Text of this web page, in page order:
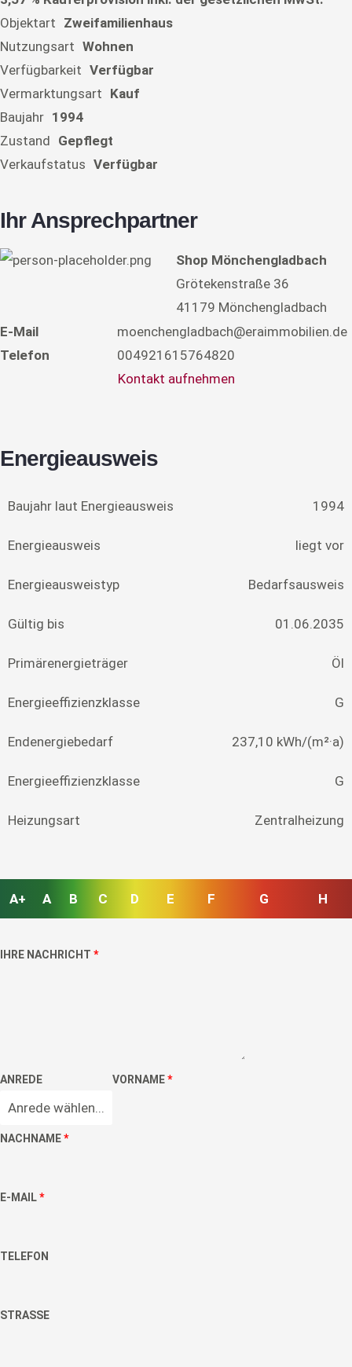
Objektart Zweifamilienhaus
Nutzungsart Wohnen
Verfügbarkeit Verfügbar
Vermarktungsart Kauf
Baujahr 1994
Zustand Gepflegt
Verkaufstatus Verfügbar
Ihr Ansprechpartner
Shop Mönchengladbach
Grötekenstraße 36
41179 Mönchengladbach
E-Mail
moenchengladbach@eraimmobilien.de
Telefon
004921615764820
Kontakt aufnehmen
Energieausweis
Baujahr laut Energieausweis 1994
Energieausweis liegt vor
Energie­ausweistyp Bedarfsausweis
Gültig bis 01.06.2035
Primärenergieträger Öl
Energieeffizienzklasse G
Endenergiebedarf 237,10 kWh/(m²·a)
Energieeffizienzklasse G
Heizungsart Zentralheizung
A+ A B C D E F G H
IHRE NACHRICHT *
ANREDE
Anrede wählen...
VORNAME*
NACHNAME*
E-MAIL*
TELEFON
STRASSE